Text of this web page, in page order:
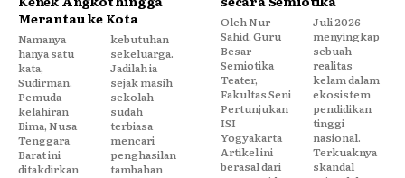
Merantau ke Kota
Namanya
hanya satu
kata,
Sudirman.
Pemuda
kelahiran
Bima, Nusa
Tenggara
Barat ini
ditakdirkan
kebutuhan
sekeluarga.
Jadilah ia
sejak masih
sekolah
sudah
terbiasa
mencari
penghasilan
tambahan
Oleh Nur
Sahid, Guru
Besar
Semiotika
Teater,
Fakultas Seni
Pertunjukan
ISI
Yogyakarta
Artikel ini
berasal dari
Juli 2026
menyingkap
sebuah
realitas
kelam dalam
ekosistem
pendidikan
tinggi
nasional.
Terkuaknya
skandal